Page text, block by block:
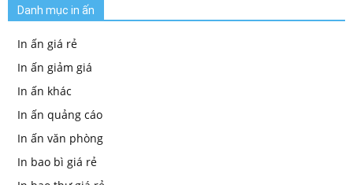
Danh mục in ấn
In ấn giá rẻ
In ấn giảm giá
In ấn khác
In ấn quảng cáo
In ấn văn phòng
In bao bì giá rẻ